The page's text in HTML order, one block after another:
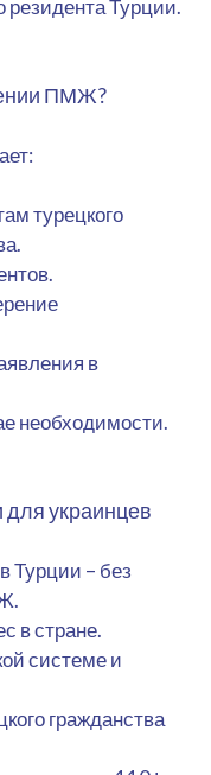
резидента Турции.
ПМЖ?
турецкого
в
необходимости.
украинцев
Турции – без
в стране.
системе и
гражданства